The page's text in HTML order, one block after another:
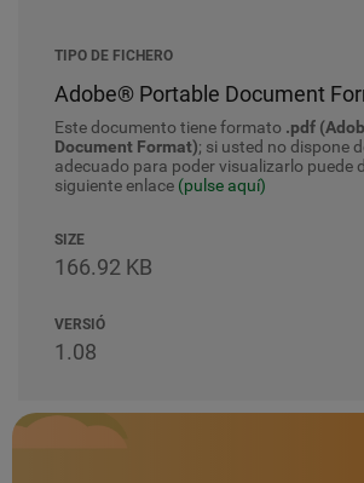
TIPO DE FICHERO
Adobe® Portable Document
Este documento tiene formato .pdf
Document Format); si usted no dispone
adecuado para poder visualizarlo puede
siguiente enlace (pulse aquí)
SIZE
166.92 KB
VERSIÓ
1.08